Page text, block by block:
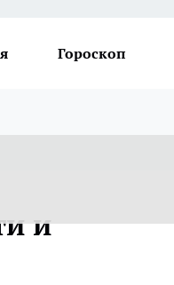
Гороскоп
и